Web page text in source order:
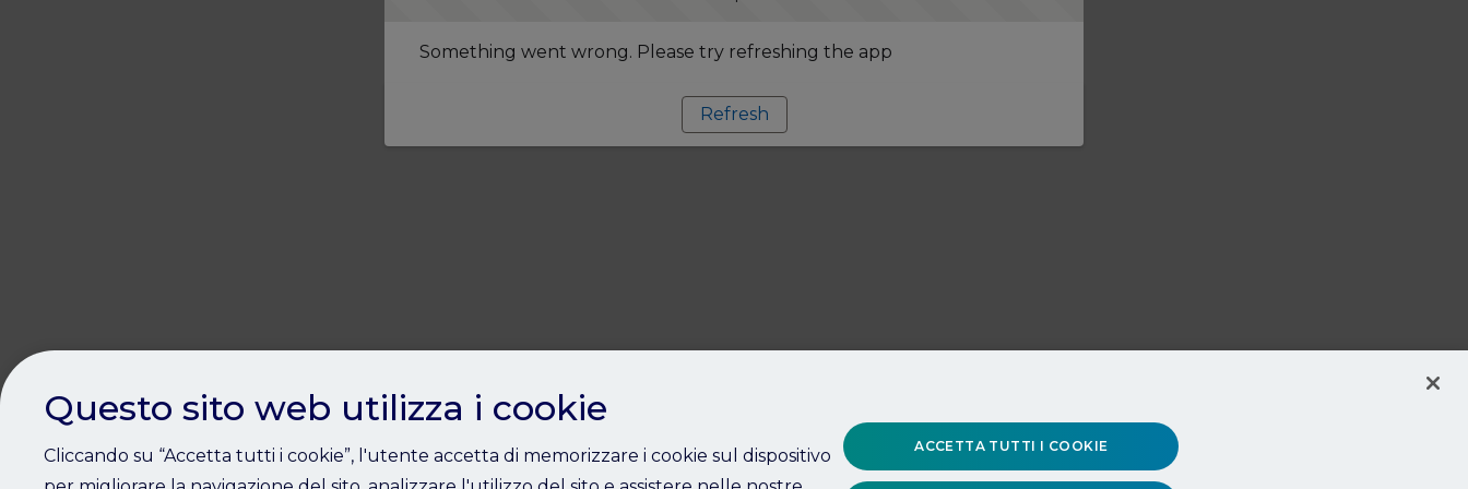
Something went wrong. Please try refreshing the app
Refresh
Questo sito web utilizza i cookie
Cliccando su “Accetta tutti i cookie”, l'utente accetta di memorizzare i cookie sul dispositivo
ACCETTA TUTTI I COOKIE